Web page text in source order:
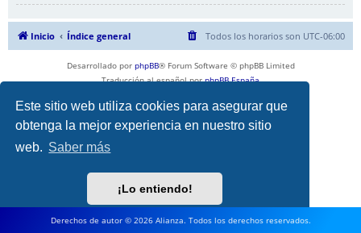
Este sitio web utiliza cookies para asegurar que
obtenga la mejor experiencia en nuestro sitio
web. Saber más
¡Lo entiendo!
Inicio Índice general Todos los horarios son UTC-06:00
Desarrollado por phpBB® Forum Software © phpBB Limited
Traducción al español porphpBB España
Derechos de autor © 2026 Alianza. Todos los derechos reservados.